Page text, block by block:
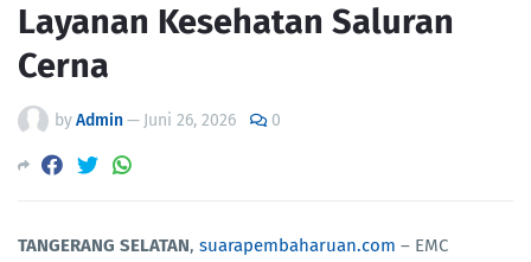
Layanan Kesehatan Saluran
Cerna
byAdmin— Juni 26, 2026 0
TANGERANG SELATAN, suarapembaharuan.com – EMC